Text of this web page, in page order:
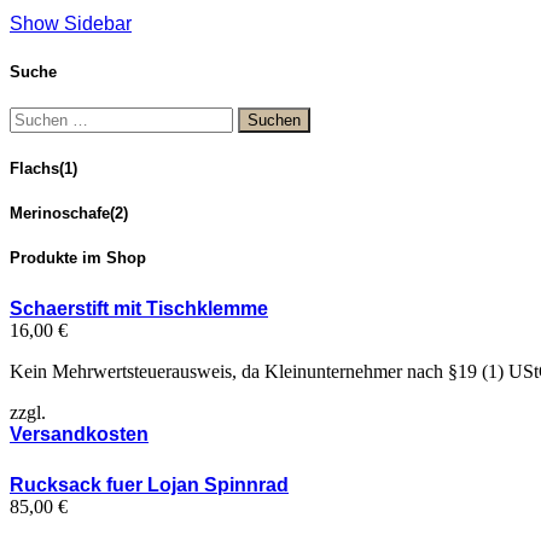
Show Sidebar
Suche
Suchen
nach:
Flachs(1)
Merinoschafe(2)
Produkte im Shop
Schaerstift mit Tischklemme
16,00 €
Kein Mehrwertsteuerausweis, da Kleinunternehmer nach §19 (1)
zzgl.
Versandkosten
Rucksack fuer Lojan Spinnrad
85,00 €